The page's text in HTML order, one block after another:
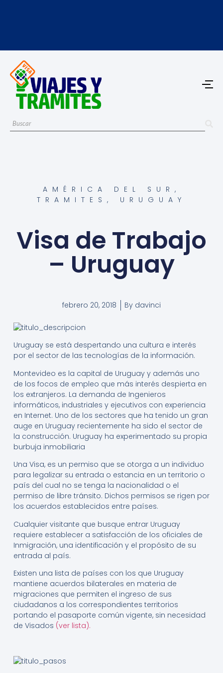
AMÉRICA DEL SUR ,
TRAMITES , URUGUAY
Visa de Trabajo
– Uruguay
febrero 20, 2018 By davinci
Uruguay se está despertando una cultura e interés
por el sector de las tecnologías de la información.
Montevideo es la capital de Uruguay y además uno
de los focos de empleo que más interés despierta en
los extranjeros. La demanda de Ingenieros
informáticos, industriales y ejecutivos con experiencia
en Internet. Uno de los sectores que ha tenido un gran
auge en Uruguay recientemente ha sido el sector de
la construcción. Uruguay ha experimentado su propia
burbuja inmobiliaria
Una Visa, es un permiso que se otorga a un individuo
para legalizar su entrada o estancia en un territorio o
país del cual no se tenga la nacionalidad o el
permiso de libre tránsito. Dichos permisos se rigen por
los acuerdos establecidos entre países.
Cualquier visitante que busque entrar Uruguay
requiere establecer a satisfacción de los oficiales de
Inmigración, una identificación y el propósito de su
entrada al país.
Existen una lista de países con los que Uruguay
mantiene acuerdos bilaterales en materia de
migraciones que permiten el ingreso de sus
ciudadanos a los correspondientes territorios
portando el pasaporte común vigente, sin necesidad
de Visados (ver lista).